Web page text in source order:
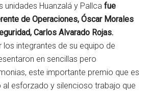
unidades Huanzalá y Pallcafue
de Operaciones, Óscar Morales
Carlos Alvarado Rojas.
integrantes de su equipo de
en sencillas pero
este importante premio que es
al esforzado y silencioso trabajo que